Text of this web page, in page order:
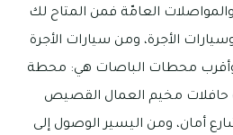
العامّة فمن المتاح لك
الأجرة، ومن سيارات الأجرة
وأقرب محطات الباصات هي: محطة
حافلات مخيم العمال القصيص
أمان، ومن اليسير الوصول إلى